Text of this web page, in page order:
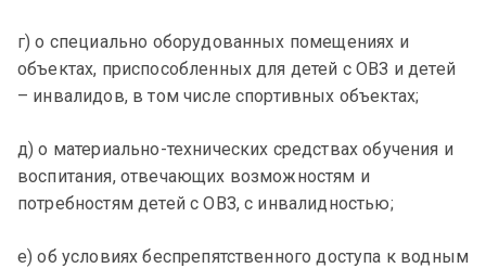
г) о специально оборудованных помещениях и
объектах, приспособленных для детей с ОВЗ и детей
– инвалидов, в том числе спортивных объектах;
д) о материально-технических средствах обучения и
воспитания, отвечающих возможностям и
потребностям детей с ОВЗ, с инвалидностью;
е) об условиях беспрепятственного доступа к водным